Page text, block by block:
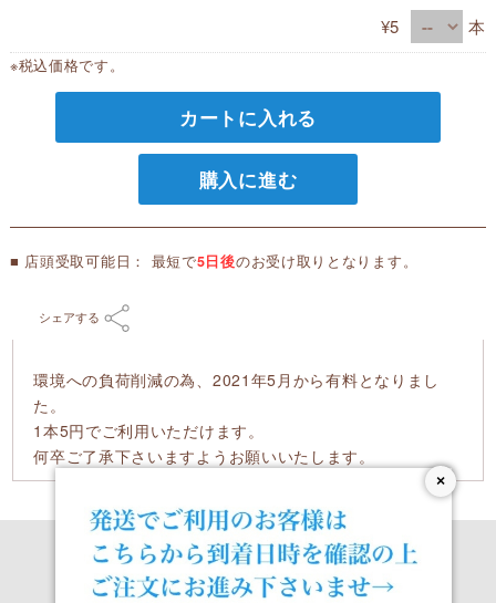
×
¥5 本
※税込価格です。
カートに入れる
購入に進む
■ 店頭受取可能日： 最短で5日後のお受け取りとなります。
シェアする
環境への負荷削減の為、2021年5月から有料となりまし
た。
1本5円でご利用いただけます。
何卒ご了承下さいますようお願いいたします。
Official Site Facebook Instagram Online Shop